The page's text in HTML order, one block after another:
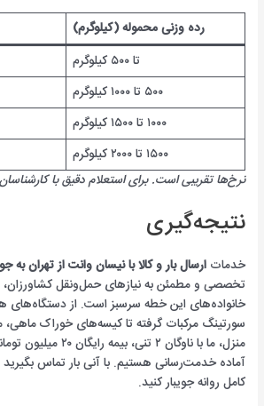
رده وزنی محموله (کیلوگرم)
تا ۵۰۰ کیلوگرم
۵۰۰ تا ۱۰۰۰ کیلوگرم
۱۰۰۰ تا ۱۵۰۰ کیلوگرم
۱۵۰۰ تا ۲۰۰۰ کیلوگرم
نرخ‌ها تقریبی است. برای استعلام دقیق با
نتیجه‌گیری
خدماتارسال بار و کالا با نیسان وانت از تهران به
تخصصی و مطمئن به نیازهای حمل‌ونقل کشاورزان،
خانواده‌های این خطه سرسبز است. از دستگاه‌های
سورتینگ مرکبات گرفته تا کیسه‌های خوراک ماهی،
منزل، ما با ناوگان ۲
آماده خدمت‌رسانی هستیم. با آنی بار تماس بگیرید
کامل روانه جویبار کنید.